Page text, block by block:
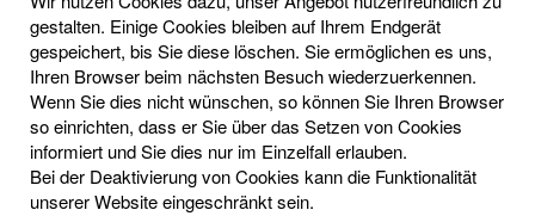
gestalten. Einige Cookies bleiben auf Ihrem Endgerät
gespeichert, bis Sie diese löschen. Sie ermöglichen es uns,
Ihren Browser beim nächsten Besuch wiederzuerkennen.
Wenn Sie dies nicht wünschen, so können Sie Ihren Browser
so einrichten, dass er Sie über das Setzen von Cookies
informiert und Sie dies nur im Einzelfall erlauben.
Bei der Deaktivierung von Cookies kann die Funktionalität
unserer Website eingeschränkt sein.